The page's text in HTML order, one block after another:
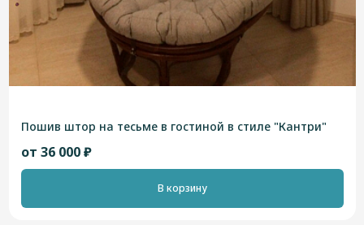
Пошив штор на тесьме в гостиной в стиле "Кантри"
от 36 000 ₽
В корзину